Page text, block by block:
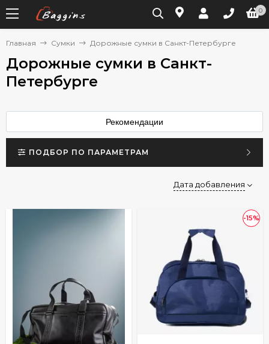
0
Главная Сумки Дорожные сумки в Санкт-Петербурге
Дорожные сумки в Санкт-
Петербурге
Рекомендации
ПОДБОР ПО ПАРАМЕТРАМ
Дата добавления
-15%